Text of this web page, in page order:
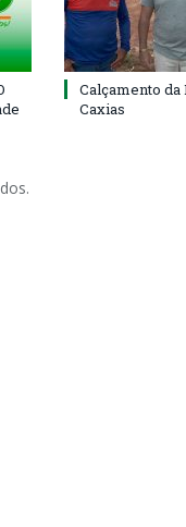
Calçamento da
Caxias